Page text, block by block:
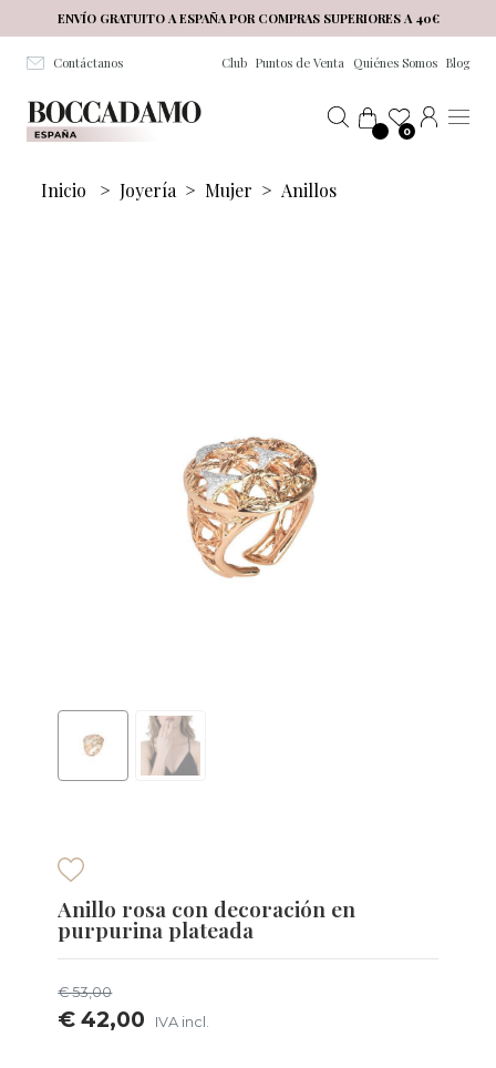
Salta al contenuto principale
ENVÍO GRATUITO A ESPAÑA POR COMPRAS SUPERIORES A 40€
Contáctanos Club Puntos de Venta Quiénes Somos Blog
0
Inicio > Joyería > Mujer > Anillos
Anillo rosa con decoración en
purpurina plateada
€ 53,00
€ 42,00 IVA incl.